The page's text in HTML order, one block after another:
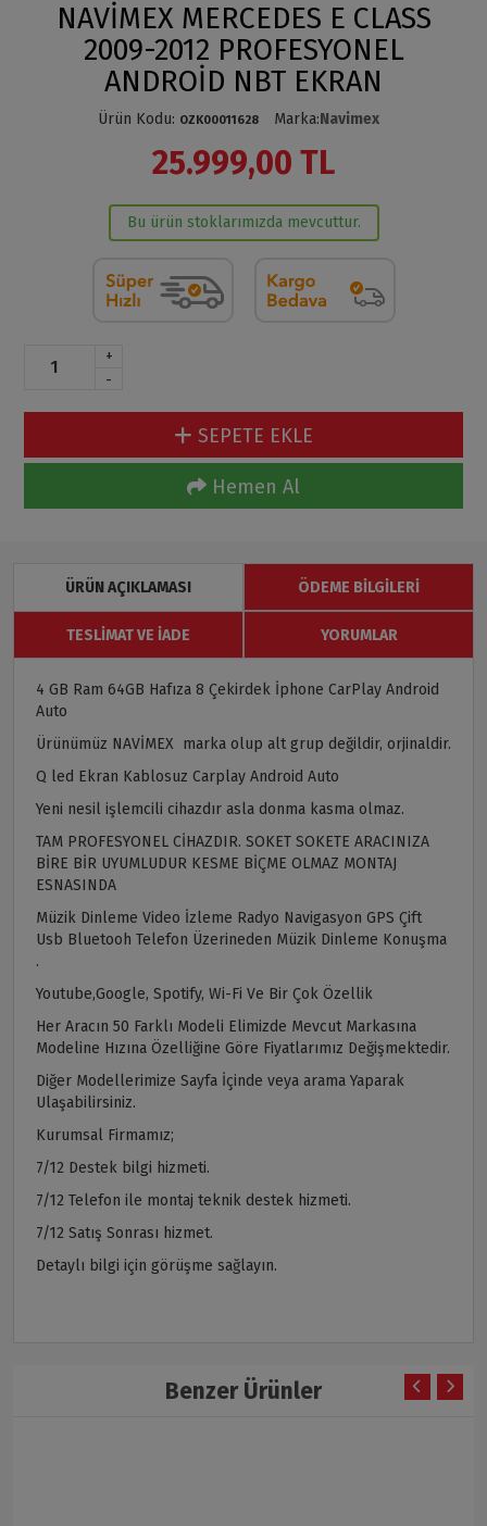
NAVİMEX MERCEDES E CLASS
2009-2012 PROFESYONEL
ANDROİD NBT EKRAN
Ürün Kodu: OZK00011628 Marka:Navimex
25.999,00 TL
Bu ürün stoklarımızda mevcuttur.
+
-
SEPETE EKLE
Hemen Al
ÜRÜN AÇIKLAMASI ÖDEME BILGILERI
TESLIMAT VE İADE YORUMLAR
4 GB Ram 64GB Hafıza 8 Çekirdek İphone CarPlay Android
Auto
Ürünümüz NAVİMEX marka olup alt grup değildir, orjinaldir.
Q led Ekran Kablosuz Carplay Android Auto
Yeni nesil işlemcili cihazdır asla donma kasma olmaz.
TAM PROFESYONEL CİHAZDIR. SOKET SOKETE ARACINIZA
BİRE BİR UYUMLUDUR KESME BİÇME OLMAZ MONTAJ
ESNASINDA
Müzik Dinleme Video İzleme Radyo Navigasyon GPS Çift
Usb Bluetooh Telefon Üzerineden Müzik Dinleme Konuşma
.
Youtube,Google, Spotify, Wi-Fi Ve Bir Çok Özellik
Her Aracın 50 Farklı Modeli Elimizde Mevcut Markasına
Modeline Hızına Özelliğine Göre Fiyatlarımız Değişmektedir.
Diğer Modellerimize Sayfa İçinde veya arama Yaparak
Ulaşabilirsiniz.
Kurumsal Firmamız;
7/12 Destek bilgi hizmeti.
7/12 Telefon ile montaj teknik destek hizmeti.
7/12 Satış Sonrası hizmet.
Detaylı bilgi için görüşme sağlayın.
Benzer Ürünler